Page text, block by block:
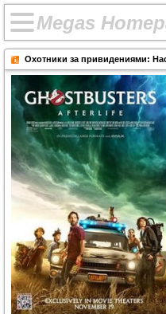
Megas Homep
Охотники за привидениями: